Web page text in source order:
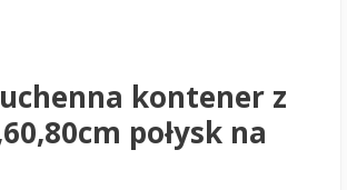
kontener z
połysk na